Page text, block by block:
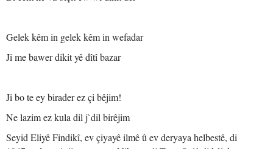
Gelek kêm in gelek kêm in wefadar
Ji me bawer dikit yê dîtî bazar
Ji bo te ey birader ez çi bêjim!
Ne lazim ez kula dil j`dil birêjim
Seyid Eliyê Findikî, ev çiyayê ilmê û ev deryaya helbestê, di